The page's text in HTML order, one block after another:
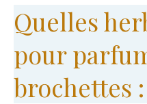
Quelles
pour
brochettes :